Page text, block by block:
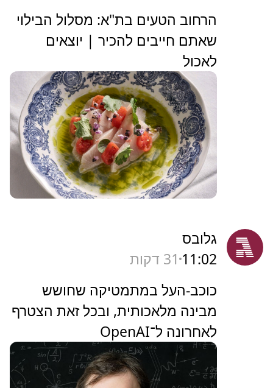
הרחוב הטעים בת"א: מסלול הבילוי
שאתם חייבים להכיר | יוצאים
לאכול
גלובס
11:02 31 דקות
כוכב-העל במתמטיקה שחושש
מבינה מלאכותית, ובכל זאת הצטרף
לאחרונה ל־OpenAI